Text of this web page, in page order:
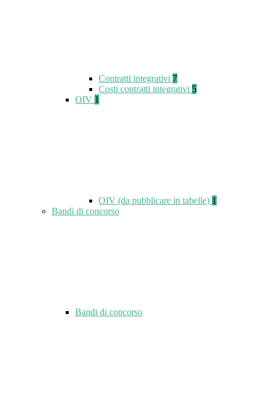
Contratti integrativi 7
Costi contratti integrativi 5
OIV 1
OIV (da pubblicare in tabelle) 1
Bandi di concorso
Bandi di concorso